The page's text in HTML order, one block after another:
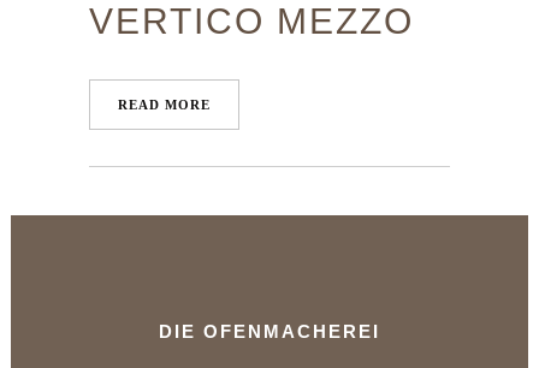
VERTICO MEZZO
READ MORE
DIE OFENMACHEREI